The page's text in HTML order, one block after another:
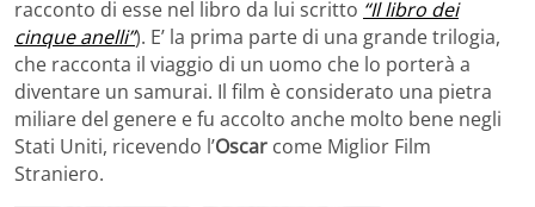
racconto di esse nel libro da lui scritto “Il libro dei
cinque anelli”). E’ la prima parte di una grande trilogia,
che racconta il viaggio di un uomo che lo porterà a
diventare un samurai. Il film è considerato una pietra
miliare del genere e fu accolto anche molto bene negli
Stati Uniti, ricevendo l’Oscar come Miglior Film
Straniero.